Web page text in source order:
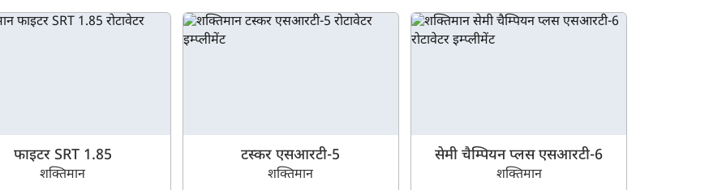
फाइटर SRT 1.85
शक्तिमान
टस्कर एसआरटी-5
शक्तिमान
सेमी चैम्पियन प्लस एसआरटी-6
शक्तिमान